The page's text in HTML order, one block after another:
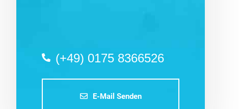
(+49) 0175 8366526
E-Mail Senden